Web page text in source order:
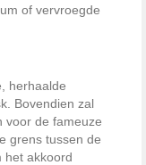
of vervroegde
herhaalde
Bovendien zal
voor de fameuze
grens tussen de
het akkoord